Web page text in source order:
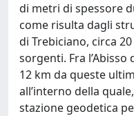
di metri di spessore
come risulta dagli
di Trebiciano, circa
sorgenti. Fra l’Abisso
12 km da queste
all’interno della
stazione geodetica